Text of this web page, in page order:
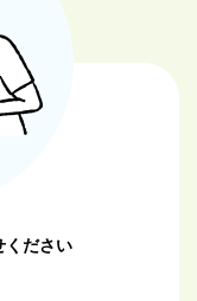
ください